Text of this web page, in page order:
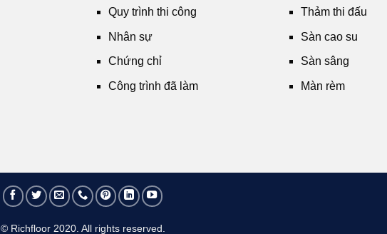
Quy trình thi công
Nhân sự
Chứng chỉ
Công trình đã làm
Thảm thi đấu
Sàn cao su
Sàn sâng
Màn rèm
© Richfloor 2020. All rights reserved.